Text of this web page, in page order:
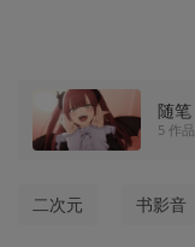
随笔
5 作品
二次元 书影音